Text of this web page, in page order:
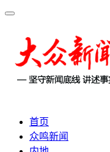
首页
众鸣新闻